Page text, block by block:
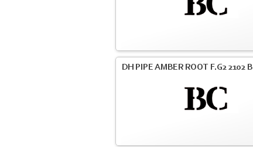
DH PIPE AMBER ROOT F.G2 2102 B